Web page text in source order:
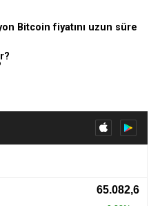
Bitcoin fiyatını uzun süre